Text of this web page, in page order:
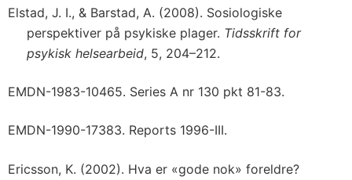
Elstad, J. I., & Barstad, A. (2008). Sosiologiske
perspektiver på psykiske plager. Tidsskrift for
psykisk helsearbeid, 5, 204–212.
EMDN-1983-10465. Series A nr 130 pkt 81-83.
EMDN-1990-17383. Reports 1996-III.
Ericsson, K. (2002). Hva er «gode nok» foreldre?